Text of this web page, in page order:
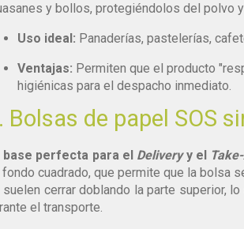
y bollos, protegiéndolos del polvo
Uso ideal: Panaderías, pastelerías,
Ventajas: Permiten que el producto
higiénicas para el despacho inmediato.
Bolsas de papel SOS
base perfecta para el Deliveryy el
cuadrado, que permite que la bolsa
cerrar doblando la parte superior,
el transporte.